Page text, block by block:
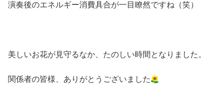
演奏後のエネルギー消費具合が一目瞭然ですね（笑）
美しいお花が見守るなか、たのしい時間となりました。
関係者の皆様、ありがとうございました